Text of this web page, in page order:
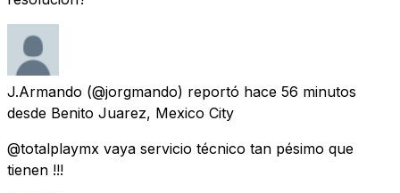
J.Armando (@jorgmando) reportó hace 56 minutos
desde Benito Juarez, Mexico City
@totalplaymx vaya servicio técnico tan pésimo que
tienen !!!